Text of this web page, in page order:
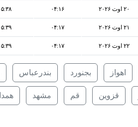
۲۰ اوت ۲۰۲۶ ۰۴:۱۶
۲۱ اوت ۲۰۲۶ ۰۴:۱۷
۲۲ اوت ۲۰۲۶ ۰۴:۱۷
اهواز بجنورد بندرعباس
قزوین قم مشهد